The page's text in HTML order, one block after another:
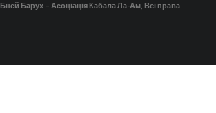
Бней Барух – Асоціація Кабала Ла-Ам, Всі права